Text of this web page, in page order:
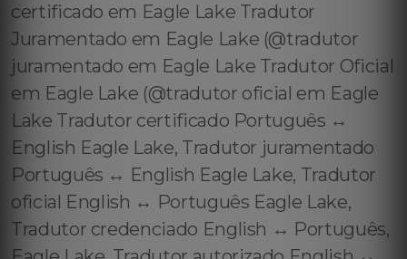
certificado em Eagle Lake Tradutor
Juramentado em Eagle Lake (@tradutor
juramentado em Eagle Lake Tradutor Oficial
em Eagle Lake (@tradutor oficial em Eagle
Lake Tradutor certificado Português ↔️
English Eagle Lake, Tradutor juramentado
Português ↔️ English Eagle Lake, Tradutor
oficial English ↔️ Português Eagle Lake,
Tradutor credenciado English ↔️ Português,